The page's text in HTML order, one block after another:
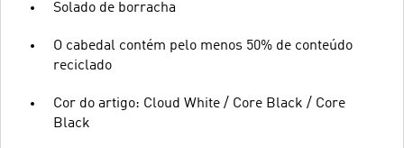
Solado de borracha
O cabedal contém pelo menos 50% de conteúdo
reciclado
Cor do artigo: Cloud White / Core Black / Core
Black